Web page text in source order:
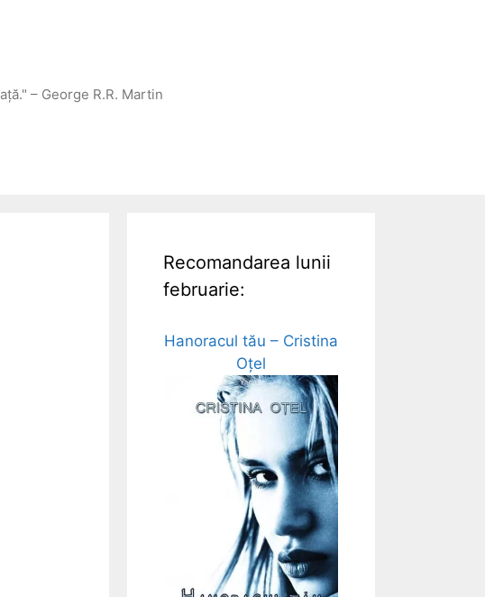
– George R.R. Martin
Recomandarea lunii
februarie:
Hanoracul tău – Cristina
Oțel